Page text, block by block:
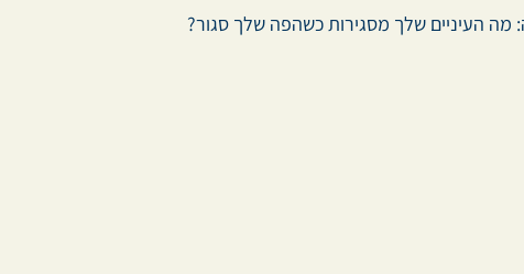
מה העיניים שלך מסגירות כשהפה שלך סגור?